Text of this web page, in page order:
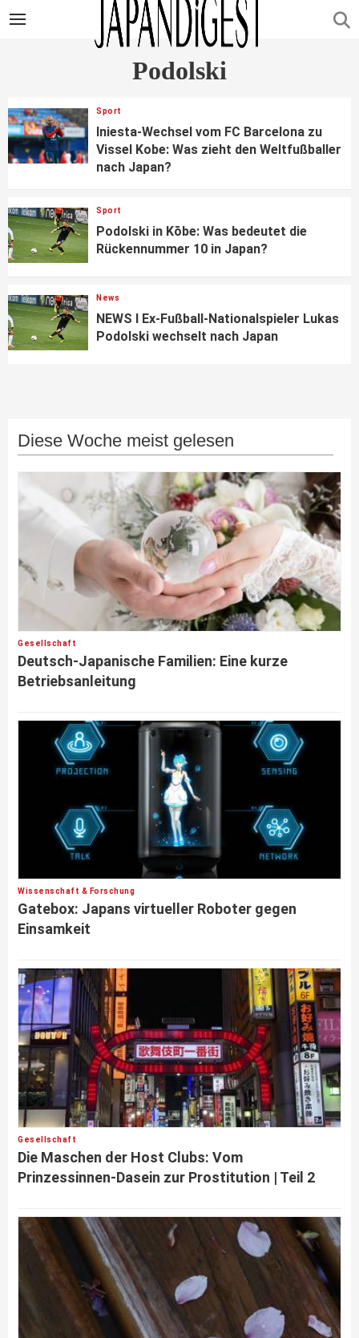
Podolski
Sport
Iniesta-Wechsel vom FC Barcelona zu
Vissel Kobe: Was zieht den Weltfußballer
nach Japan?
Sport
Podolski in Kōbe: Was bedeutet die
Rückennummer 10 in Japan?
News
NEWS I Ex-Fußball-Nationalspieler Lukas
Podolski wechselt nach Japan
Diese Woche meist gelesen
Gesellschaft
Deutsch-Japanische Familien: Eine kurze
Betriebsanleitung
Wissenschaft & Forschung
Gatebox: Japans virtueller Roboter gegen
Einsamkeit
Gesellschaft
Die Maschen der Host Clubs: Vom
Prinzessinnen-Dasein zur Prostitution | Teil 2